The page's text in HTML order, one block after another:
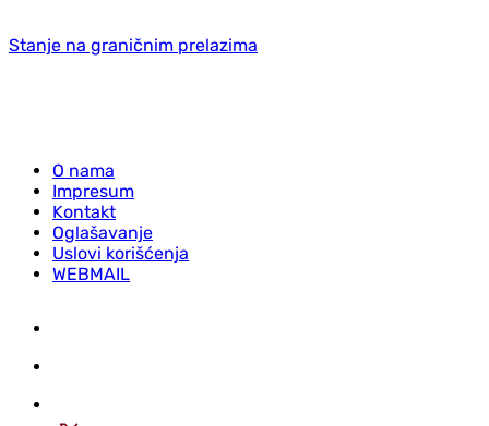
Stanje na graničnim prelazima
O nama
Impresum
Kontakt
Oglašavanje
Uslovi korišćenja
WEBMAIL